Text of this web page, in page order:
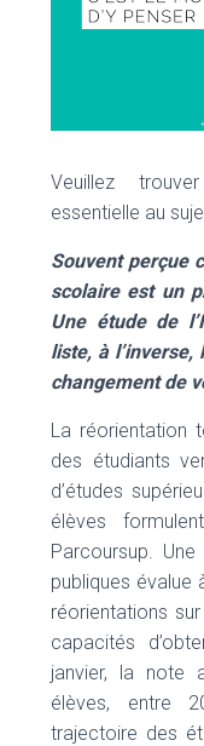
Veuillez
essentielle au
Souvent perçue
scolaire est un
Une étude de
liste, à l’inverse,
changement de
La réorientation
des étudiants
d’études
élèves
Parcoursup.
publiques évalue
réorientations
capacités
janvier, la note
élèves, entre
trajectoire des